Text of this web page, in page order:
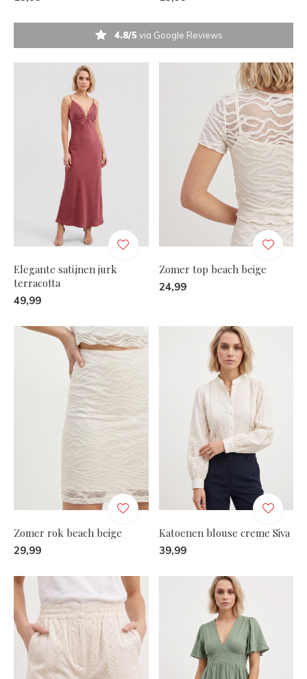
4.8/5via Google Reviews
Elegante satijnen jurk
terracotta
49,99
Zomer top beach beige
24,99
Zomer rok beach beige
29,99
Katoenen blouse creme Siva
39,99